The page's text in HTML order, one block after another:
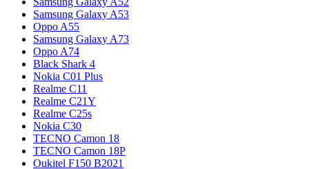
Samsung Galaxy A53
Oppo A55
Samsung Galaxy A73
Oppo A74
Black Shark 4
Nokia C01 Plus
Realme C11
Realme C21Y
Realme C25s
Nokia C30
TECNO Camon 18
TECNO Camon 18P
Oukitel F150 B2021